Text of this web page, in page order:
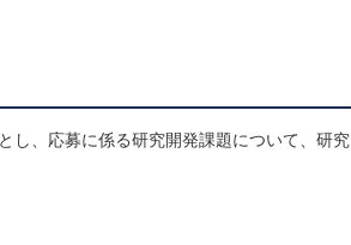
し、応募に係る研究開発課題について、研究